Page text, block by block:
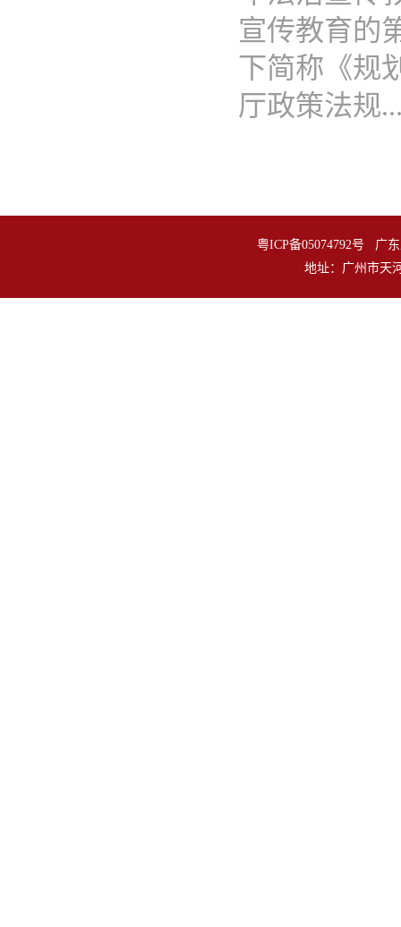
宣传教育的
下简称《规
厅政策法规
粤ICP备05074792号 广
地址：广州市天